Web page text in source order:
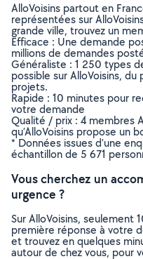
AlloVoisins partout en
représentées sur
grande ville, trouvez un
Efficace : Une demande
millions de demandes
Généraliste : 1 250 types
possible sur AlloVoisins,
projets.
Rapide : 10 minutes pour
votre demande
Qualité / prix : 4 membres
qu’AlloVoisins propose un
* Données issues d’une
échantillon de 5 671
Vous cherchez un
urgence ?
Sur AlloVoisins, seulement
première réponse à votre
et trouvez en quelques
autour de chez vous, pour